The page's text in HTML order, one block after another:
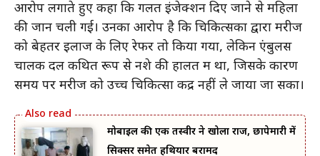
आरोप लगाते हुए कहा कि गलत इंजेक्शन दिए जाने से महिला
की जान चली गई। उनका आरोप है कि चिकित्सकों द्वारा मरीज
को बेहतर इलाज के लिए रेफर तो किया गया, लेकिन एंबुलेंस
चालक दल कथित रूप से नशे की हालत में था, जिसके कारण
समय पर मरीज को उच्च चिकित्सा केंद्र नहीं ले जाया जा सका।
मोबाइल की एक तस्वीर ने खोला राज, छापेमारी में
सिक्सर समेत हथियार बरामद